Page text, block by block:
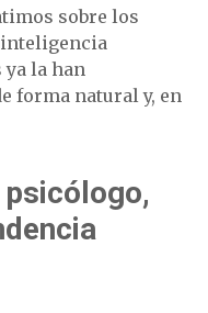
sobre los
la han
forma natural y, en